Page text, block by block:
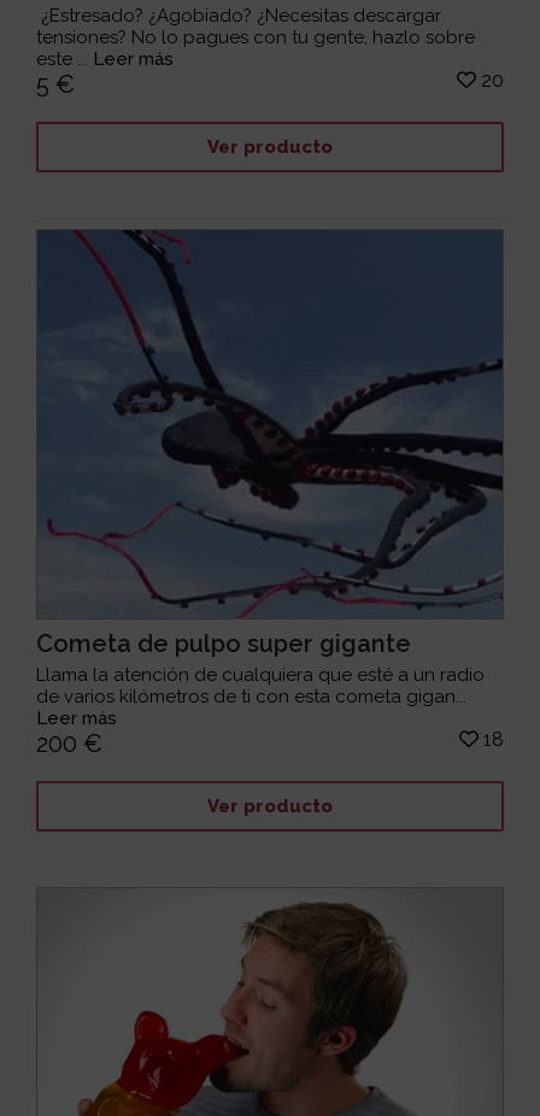
¿Estresado? ¿Agobiado? ¿Necesitas descargar
tensiones? No lo pagues con tu gente, hazlo sobre
este ... Leer más
5 € 20
Ver producto
Cometa de pulpo super gigante
Llama la atención de cualquiera que esté a un radio
de varios kilómetros de ti con esta cometa gigan...
Leer más
200 € 18
Ver producto